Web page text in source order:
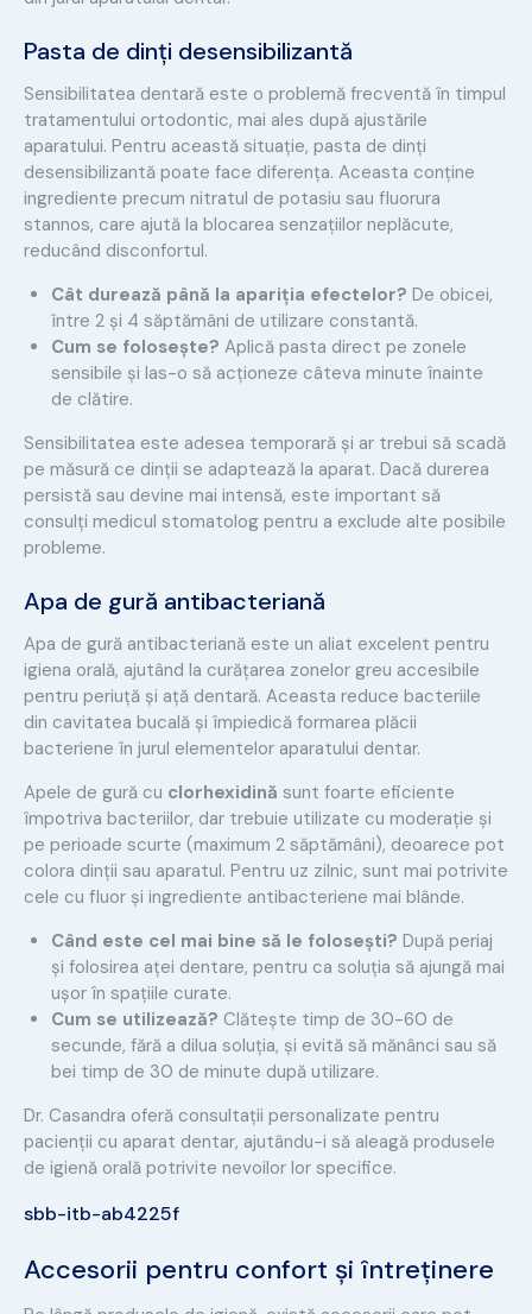
Pasta de dinți desensibilizantă
Sensibilitatea dentară este o problemă frecventă în timpul
tratamentului ortodontic, mai ales după ajustările
aparatului. Pentru această situație, pasta de dinți
desensibilizantă poate face diferența. Aceasta conține
ingrediente precum nitratul de potasiu sau fluorura
stannos, care ajută la blocarea senzațiilor neplăcute,
reducând disconfortul.
Cât durează până la apariția efectelor? De obicei,
între 2 și 4 săptămâni de utilizare constantă.
Cum se folosește? Aplică pasta direct pe zonele
sensibile și las-o să acționeze câteva minute înainte
de clătire.
Sensibilitatea este adesea temporară și ar trebui să scadă
pe măsură ce dinții se adaptează la aparat. Dacă durerea
persistă sau devine mai intensă, este important să
consulți medicul stomatolog pentru a exclude alte posibile
probleme.
Apa de gură antibacteriană
Apa de gură antibacteriană este un aliat excelent pentru
igiena orală, ajutând la curățarea zonelor greu accesibile
pentru periuță și ață dentară. Aceasta reduce bacteriile
din cavitatea bucală și împiedică formarea plăcii
bacteriene în jurul elementelor aparatului dentar.
Apele de gură cu clorhexidină sunt foarte eficiente
împotriva bacteriilor, dar trebuie utilizate cu moderație și
pe perioade scurte (maximum 2 săptămâni), deoarece pot
colora dinții sau aparatul. Pentru uz zilnic, sunt mai potrivite
cele cu fluor și ingrediente antibacteriene mai blânde.
Când este cel mai bine să le folosești? După periaj
și folosirea aței dentare, pentru ca soluția să ajungă mai
ușor în spațiile curate.
Cum se utilizează? Clătește timp de 30-60 de
secunde, fără a dilua soluția, și evită să mănânci sau să
bei timp de 30 de minute după utilizare.
Dr. Casandra oferă consultații personalizate pentru
pacienții cu aparat dentar, ajutându-i să aleagă produsele
de igienă orală potrivite nevoilor lor specifice.
sbb-itb-ab4225f
Accesorii pentru confort și întreținere